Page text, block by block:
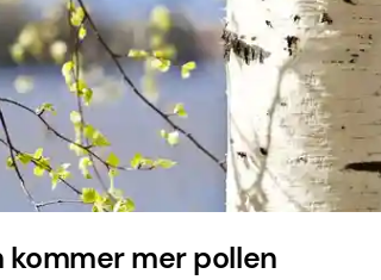
kommer mer pollen